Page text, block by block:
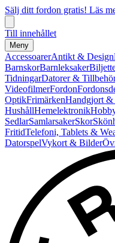
Sälj ditt fordon gratis! Läs
Till innehållet
Meny
AccessoarerAntikt & Design
BarnskorBarnleksaker
TidningarDatorer &
VideofilmerFordon
OptikFrimärkenHandgjort &
HushållHemelektronik
SedlarSamlarsakerSkor
FritidTelefoni, Tablets &
DatorspelVykort & Bilder